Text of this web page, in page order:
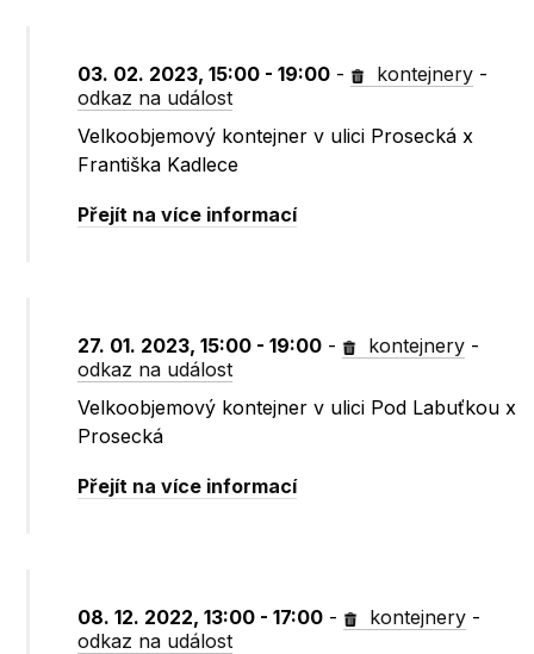
03. 02. 2023, 15:00 - 19:00 - kontejnery -
odkaz na událost
Velkoobjemový kontejner v ulici Prosecká x
Františka Kadlece
Přejít na více informací
27. 01. 2023, 15:00 - 19:00 - kontejnery -
odkaz na událost
Velkoobjemový kontejner v ulici Pod Labuťkou x
Prosecká
Přejít na více informací
08. 12. 2022, 13:00 - 17:00 - kontejnery -
odkaz na událost